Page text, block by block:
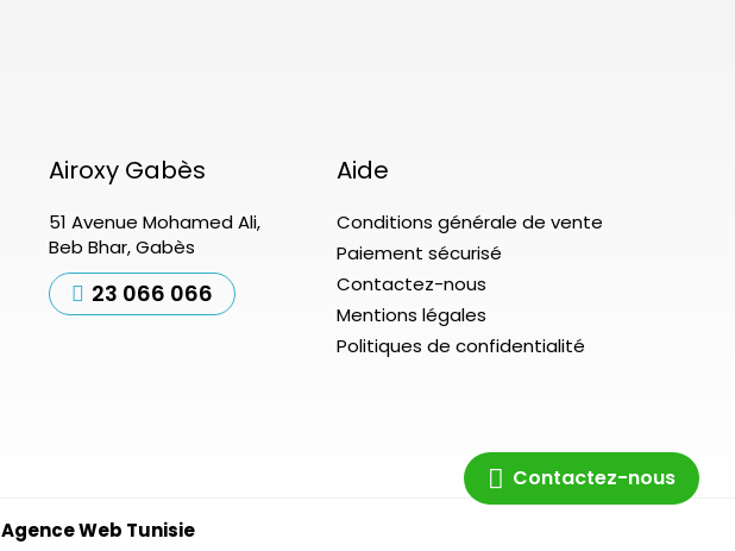
Airoxy Gabès
51 Avenue Mohamed Ali,
Beb Bhar, Gabès
23 066 066
Aide
Conditions générale de vente
Paiement sécurisé
Contactez-nous
Mentions légales
Politiques de confidentialité
Agence Web Tunisie
Contactez-nous